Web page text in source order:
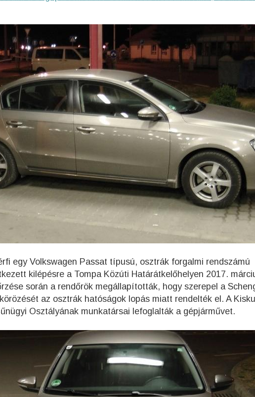
egy Volkswagen Passat típusú, osztrák forgalmi rendszámú
kilépésre a Tompa Közúti Határátkelőhelyen 2017.
során a rendőrök megállapították, hogy szerepel a
az osztrák hatóságok lopás miatt rendelték el. A
Osztályának munkatársai lefoglalták a gépjárművet.